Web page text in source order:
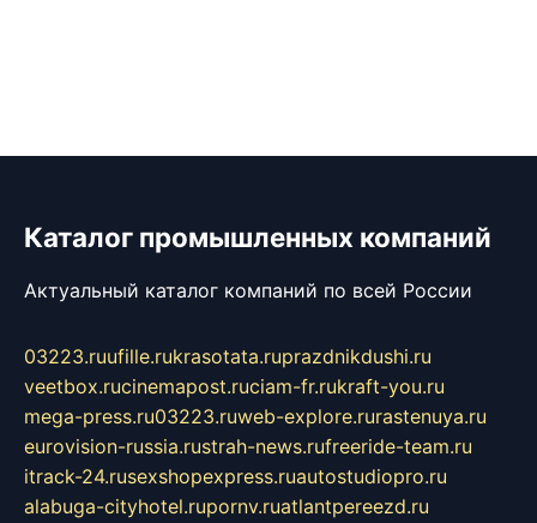
Каталог промышленных компаний
Актуальный каталог компаний по всей России
03223.ruufille.rukrasotata.ruprazdnikdushi.ru
veetbox.rucinemapost.ruciam-fr.rukraft-you.ru
mega-press.ru03223.ruweb-explore.rurastenuya.ru
eurovision-russia.rustrah-news.rufreeride-team.ru
itrack-24.rusexshopexpress.ruautostudiopro.ru
alabuga-cityhotel.rupornv.ruatlantpereezd.ru